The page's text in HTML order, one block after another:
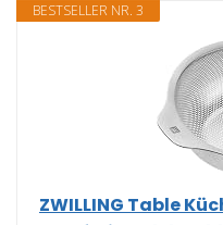
BESTSELLER NR. 3
ZWILLING Table